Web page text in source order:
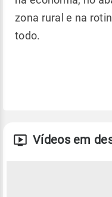
zona rural e na
todo.
Vídeos em